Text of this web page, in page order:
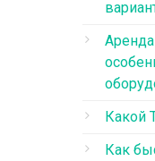
Какой
Как